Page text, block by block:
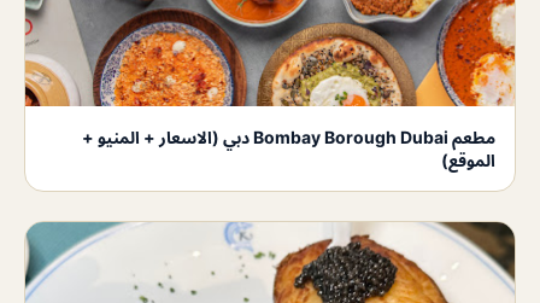
مطعم Bombay Borough Dubai دبي (الاسعار + المنيو +
الموقع)